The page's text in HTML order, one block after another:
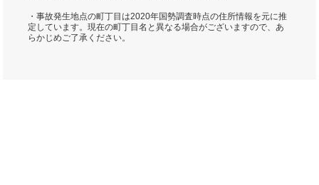
・事故発生地点の町丁目は2020年国勢調査時点の住所情報を元に推
定しています。現在の町丁目名と異なる場合がございますので、あ
らかじめご了承ください。